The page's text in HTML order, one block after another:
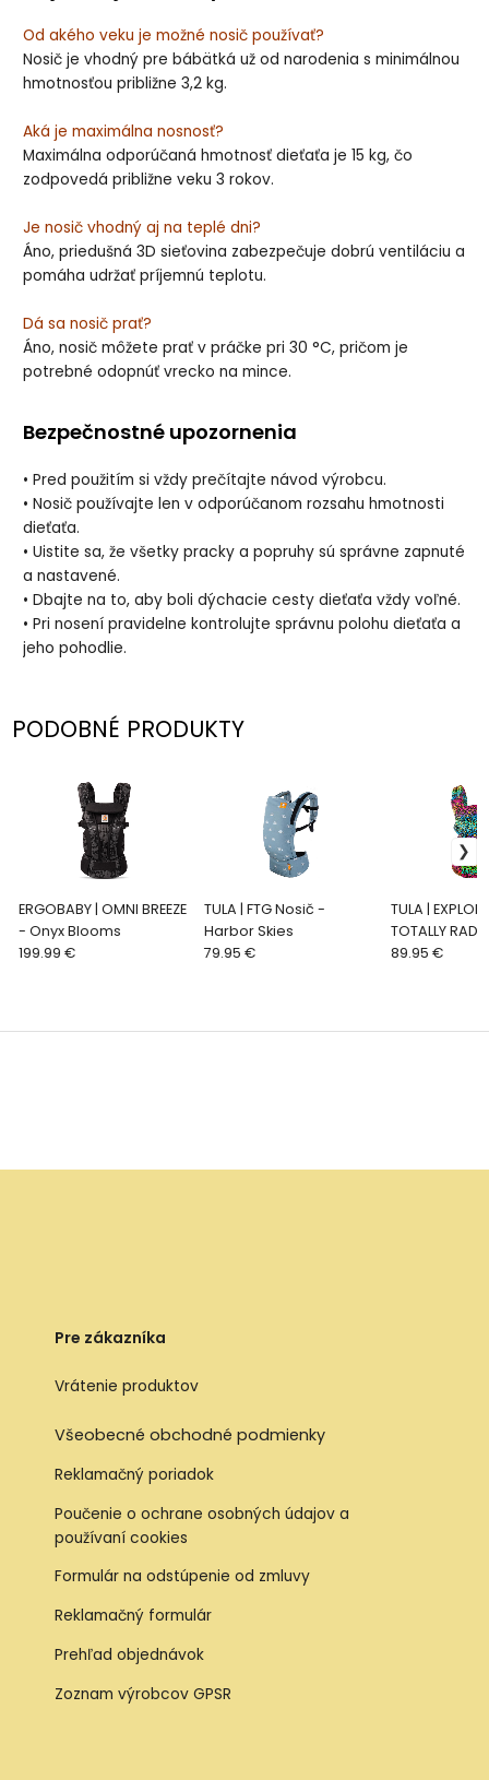
Od akého veku je možné nosič používať?
Nosič je vhodný pre bábätká už od narodenia s minimálnou
hmotnosťou približne 3,2 kg.
Aká je maximálna nosnosť?
Maximálna odporúčaná hmotnosť dieťaťa je 15 kg, čo
zodpovedá približne veku 3 rokov.
Je nosič vhodný aj na teplé dni?
Áno, priedušná 3D sieťovina zabezpečuje dobrú ventiláciu a
pomáha udržať príjemnú teplotu.
Dá sa nosič prať?
Áno, nosič môžete prať v práčke pri 30 °C, pričom je
potrebné odopnúť vrecko na mince.
Bezpečnostné upozornenia
• Pred použitím si vždy prečítajte návod výrobcu.
• Nosič používajte len v odporúčanom rozsahu hmotnosti
dieťaťa.
• Uistite sa, že všetky pracky a popruhy sú správne zapnuté
a nastavené.
• Dbajte na to, aby boli dýchacie cesty dieťaťa vždy voľné.
• Pri nosení pravidelne kontrolujte správnu polohu dieťaťa a
jeho pohodlie.
PODOBNÉ PRODUKTY
ERGOBABY | OMNI BREEZE
- Onyx Blooms
199.99 €
TULA | FTG Nosič -
Harbor Skies
79.95 €
TULA |
TOTALLY RAD!
89.95 €
Pre zákazníka
Vrátenie produktov
Všeobecné obchodné podmienky
Reklamačný poriadok
Poučenie o ochrane osobných údajov a
používaní cookies
Formulár na odstúpenie od zmluvy
Reklamačný formulár
Prehľad objednávok
Zoznam výrobcov GPSR